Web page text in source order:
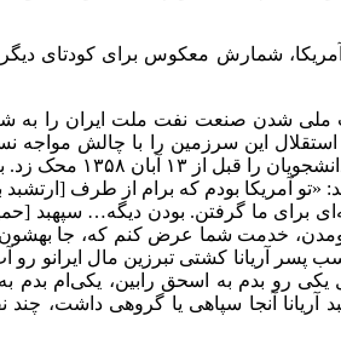
آمریکا، شمارش معکوس برای کودتای
ترفندهای مختلف، نهضت ملی شدن صنعت نفت ملت
روند استقلال این سرزمین را با چالش
خاطرات بسیاری از افراد وابسته به
آمریکا بودم که برام از طرف [ارتشبد
برای ما گرفتن. بودن دیگه… سپهبد
خدمت شما عرض کنم که، جا
پسر آریانا کشتی تبرزین مال ایرانو
یکی رو بدم به اسحق رابین، یکی‌ام
آنجا سپاهی یا گروهی داشت، چند